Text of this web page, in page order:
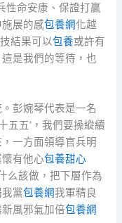
性命安康、保證打贏
展的感包養網化越
結果可以包養或許有
是我們的等待，也
彭婉琴代表是一名
五五’，我們要操縱續
一方面領導官兵明
有他心包養甜心
么該做，把下層作為
我黨包養網我軍精良
新風邪氣加倍包養網